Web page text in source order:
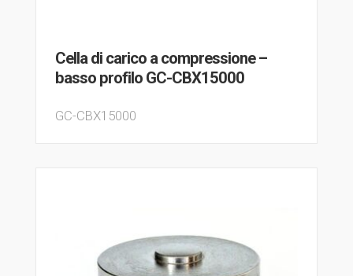
Cella di carico a compressione –
basso profilo GC-CBX15000
GC-CBX15000